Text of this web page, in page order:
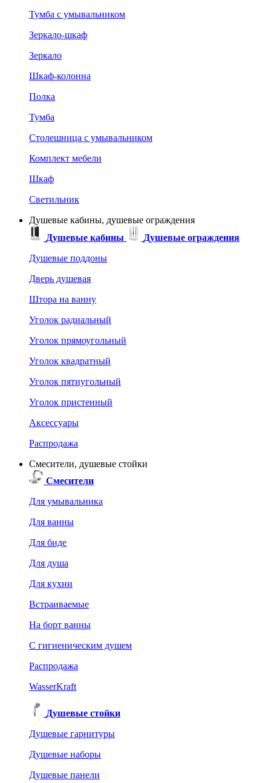
Тумба с умывальником
Зеркало-шкаф
Зеркало
Шкаф-колонна
Полка
Тумба
Столешница с умывальником
Комплект мебели
Шкаф
Светильник
Душевые кабины, душевые ограждения
Душевые кабины
Душевые ограждения
Душевые поддоны
Дверь душевая
Штора на ванну
Уголок радиальный
Уголок прямоугольный
Уголок квадратный
Уголок пятиугольный
Уголок пристенный
Аксессуары
Распродажа
Смесители, душевые стойки
Смесители
Для умывальника
Для ванны
Для биде
Для душа
Для кухни
Встраиваемые
На борт ванны
C гигиеническим душем
Распродажа
WasserKraft
Душевые стойки
Душевые гарнитуры
Душевые наборы
Душевые панели